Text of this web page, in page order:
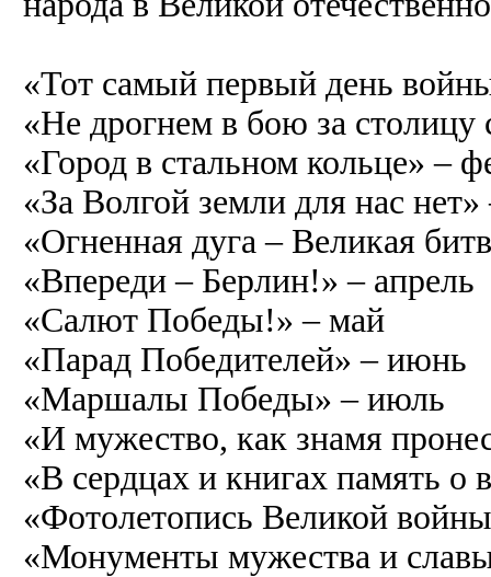
«Тот самый первый день
«Не дрогнем в бою за столицу
«Город в стальном кольце» –
«За Волгой земли для нас нет»
«Огненная дуга – Великая
«Впереди – Берлин!» – апрель
«Салют Победы!» – май
«Парад Победителей» – июнь
«Маршалы Победы» – июль
«И мужество, как знамя
«В сердцах и книгах память о
«Фотолетопись Великой
«Монументы мужества и